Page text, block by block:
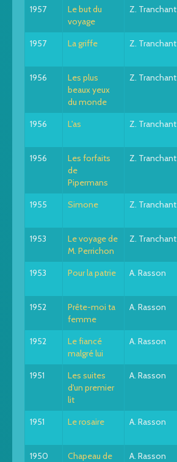
1957
Le but du
voyage
Z. Tranchant
1957
La griffe Z. Tranchant
1956
Les plus
beaux yeux
du monde
Z. Tranchant
1956 L'as Z. Tranchant
1956
Les forfaits
de
Pipermans
Z. Tranchant
1955 Simone Z. Tranchant
1953
Le voyage de
M. Perrichon
Z. Tranchant
1953
Pour la patrie A. Rasson
1952
Prête-moi ta
femme
A. Rasson
1952
Le fiancé
malgré lui
A. Rasson
1951
Les suites
d'un premier
lit
A. Rasson
1951 Le rosaire A. Rasson
1950
Chapeau de
A. Rasson